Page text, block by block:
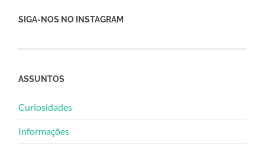
SIGA-NOS NO INSTAGRAM
ASSUNTOS
Curiosidades
Informações